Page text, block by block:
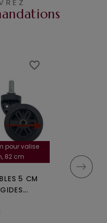
pour valise
82 cm
5 CM
favorite_border
A-115segur
ROULETTES